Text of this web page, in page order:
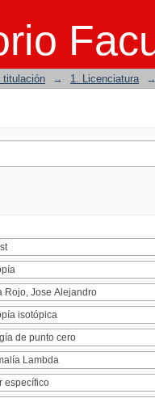
titulación → 1. Licenciatura